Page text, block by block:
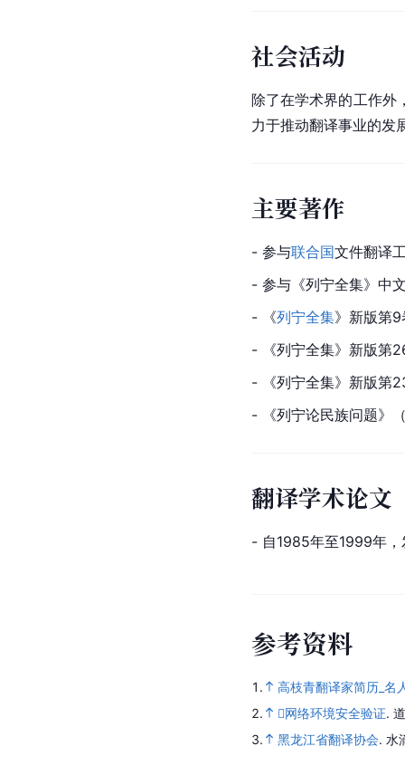
社会活动
除了在学术界的工作外
力于推动翻译事业的发
主要著作
- 参与联合国文件翻译
- 参与《列宁全集》中
- 《列宁全集》新版第
- 《列宁全集》新版第
- 《列宁全集》新版第
- 《列宁论民族问题》
翻译学术论文
- 自1985年至1999年
参考资料
1.
高枝青翻译家简历_名
2.
网络环境安全验证.
3.
黑龙江省翻译协会. 水